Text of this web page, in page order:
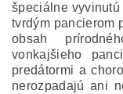
špeciálne
tvrdým pancierom
obsah
vonkajšieho
predátormi a
nerozpadajú ani